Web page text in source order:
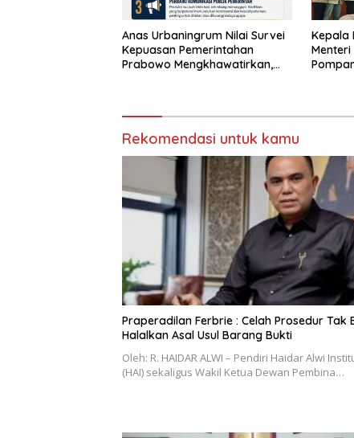
Anas Urbaningrum Nilai Survei
Kepuasan Pemerintahan
Prabowo Mengkhawatirkan,
Kepala
Menteri
Rekomendasi untuk kamu
Praperadilan Ferbrie : Celah Prosedur Tak
Halalkan Asal Usul Barang Bukti
Oleh: R. HAIDAR ALWI – Pendiri Haidar Alwi
(HAI) sekaligus Wakil Ketua Dewan Pembina…